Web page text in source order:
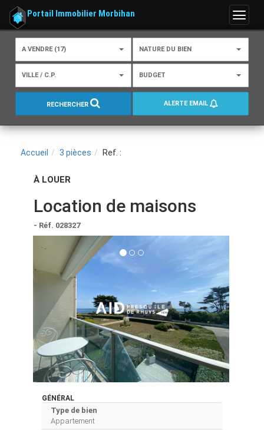
Menu
Portail Immobilier Morbihan
A VENDRE (17) NATURE DU BIEN
VILLE / C.P. BUDGET
RECHERCHER ALERTE EMAIL
Accueil 3 pièces Ref. :
À LOUER
Location de maisons
- Réf. 028327
GÉNÉRAL
Type de bien
Appartement